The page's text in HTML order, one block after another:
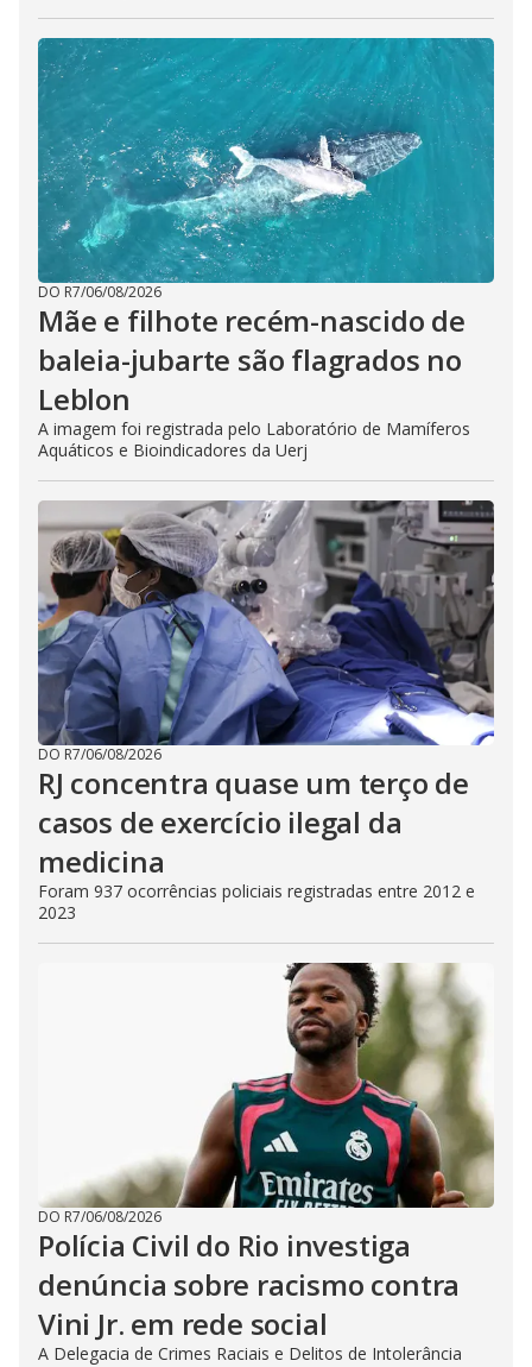
DO R7/06/08/2026
Mãe e filhote recém-nascido de
baleia-jubarte são flagrados no
Leblon
A imagem foi registrada pelo Laboratório de Mamíferos
Aquáticos e Bioindicadores da Uerj
DO R7/06/08/2026
RJ concentra quase um terço de
casos de exercício ilegal da
medicina
Foram 937 ocorrências policiais registradas entre 2012 e
2023
DO R7/06/08/2026
Polícia Civil do Rio investiga
denúncia sobre racismo contra
Vini Jr. em rede social
A Delegacia de Crimes Raciais e Delitos de Intolerância